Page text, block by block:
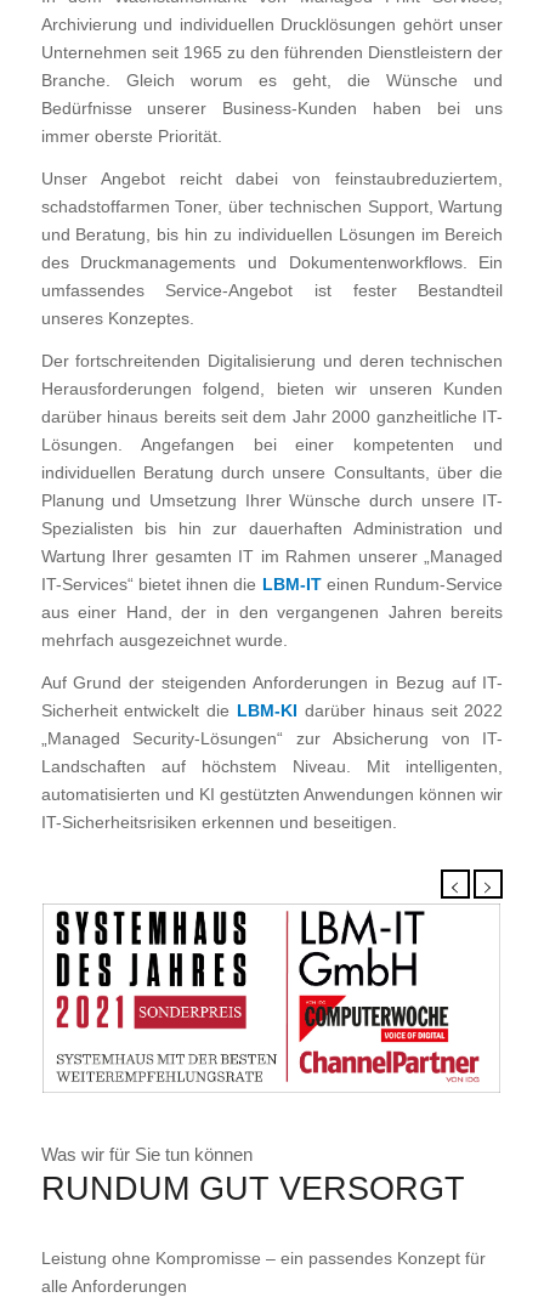
Archivierung und individuellen Drucklösungen gehört unser
Unternehmen seit 1965 zu den führenden Dienstleistern der
Branche. Gleich worum es geht, die Wünsche und
Bedürfnisse unserer Business-Kunden haben bei uns
immer oberste Priorität.
Unser Angebot reicht dabei von feinstaubreduziertem,
schadstoffarmen Toner, über technischen Support, Wartung
und Beratung, bis hin zu individuellen Lösungen im Bereich
des Druckmanagements und Dokumentenworkflows. Ein
umfassendes Service-Angebot ist fester Bestandteil
unseres Konzeptes.
Der fortschreitenden Digitalisierung und deren technischen
Herausforderungen folgend, bieten wir unseren Kunden
darüber hinaus bereits seit dem Jahr 2000 ganzheitliche IT-
Lösungen. Angefangen bei einer kompetenten und
individuellen Beratung durch unsere Consultants, über die
Planung und Umsetzung Ihrer Wünsche durch unsere IT-
Spezialisten bis hin zur dauerhaften Administration und
Wartung Ihrer gesamten IT im Rahmen unserer „Managed
IT-Services“ bietet ihnen die LBM-ITeinen Rundum-Service
aus einer Hand, der in den vergangenen Jahren bereits
mehrfach ausgezeichnet wurde.
Auf Grund der steigenden Anforderungen in Bezug auf IT-
Sicherheit entwickelt die LBM-KI darüber hinaus seit 2022
„Managed Security-Lösungen“ zur Absicherung von IT-
Landschaften auf höchstem Niveau. Mit intelligenten,
automatisierten und KI gestützten Anwendungen können wir
IT-Sicherheitsrisiken erkennen und beseitigen.
Was wir für Sie tun können
RUNDUM GUT VERSORGT
Leistung ohne Kompromisse – ein passendes Konzept für
alle Anforderungen